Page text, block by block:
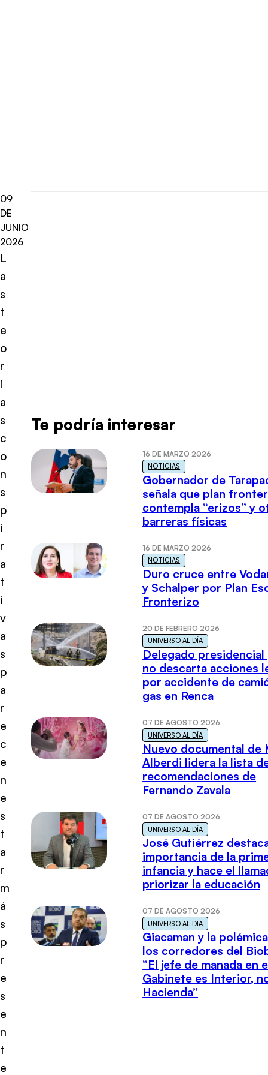
09
DE
JUNIO
2026
L
a
s
t
e
o
r
í
a
s
c
o
n
s
p
i
r
a
t
i
v
a
s
p
a
r
e
c
e
n
e
s
t
a
r
m
á
s
p
r
e
s
e
n
t
e
Te podría interesar
16 DE MARZO 2026
NOTICIAS
Gobernador de
señala que plan
contempla “erizos” y
barreras físicas
16 DE MARZO 2026
NOTICIAS
Duro cruce entre
y Schalper por Plan
Fronterizo
20 DE FEBRERO 2026
UNIVERSO AL DÍA
Delegado presidencial
no descarta acciones
por accidente de
gas en Renca
07 DE AGOSTO 2026
UNIVERSO AL DÍA
Nuevo documental de
Alberdi lidera la lista
recomendaciones de
Fernando Zavala
07 DE AGOSTO 2026
UNIVERSO AL DÍA
José Gutiérrez
importancia de la
infancia y hace el
priorizar la educación
07 DE AGOSTO 2026
UNIVERSO AL DÍA
Giacaman y la
los corredores del
“El jefe de manada en
Gabinete es Interior,
Hacienda”